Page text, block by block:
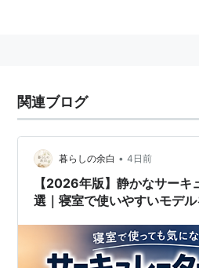
関連ブログ
暮らしの余白 • 4日前
【2026年版】静かなサー
選｜寝室で使いやすいモデ